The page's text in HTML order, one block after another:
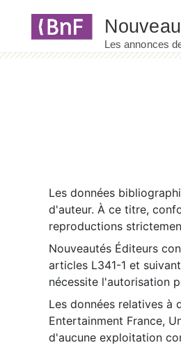
Les données
d'auteur. À ce titre,
reproductions
Nouveautés Éditeurs
articles L341-1 et
nécessite l'autorisation
Les données relatives à
Entertainment France,
d'aucune exploitation